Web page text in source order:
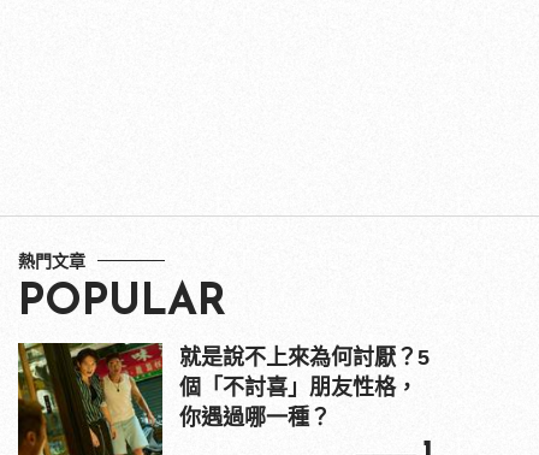
熱門文章
POPULAR
就是說不上來為何討厭？5
個「不討喜」朋友性格，
你遇過哪一種？